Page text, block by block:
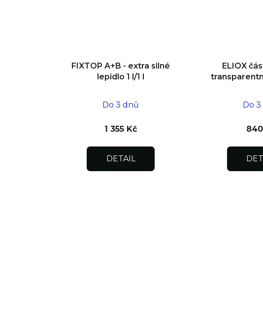
FIXTOP A+B - extra silné
lepidlo 1 l/1 l
Do 3 dnů
1 355 Kč
DETAIL
ELIOX
Do